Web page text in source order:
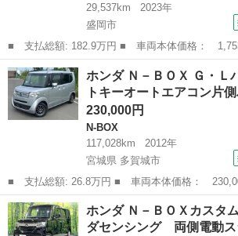
29,537km
2023年
盛岡市
■ 支払総額: 182.9万円 ■ 車両本体価格： 1,753,000 円 ■ メーカ
ー名： ホンダ ■ 車種名： Ｎ－ＢＯＸカスタ
名： ベースグレード 電動スライドドア 純正
メラ 衝突被...
岩手 盛岡市 N-BOX
ホンダ Ｎ－ＢＯＸ Ｇ・
トキーオートエアコン片
230,000円
N-BOX
117,028km
2012年
宮城県 多賀城市
■ 支払総額: 26.8万円 ■ 車両本体価格： 230,000 円 ■ メーカー
名： ホンダ ■ 車種名： Ｎ－ＢＯＸ ■ グレ
ッケージ スマートキーオートエアコン片側パ
660cc...
宮城 多賀城市 N-BOX
ホンダ Ｎ－ＢＯＸカスタ
ダセンシング 両側電動